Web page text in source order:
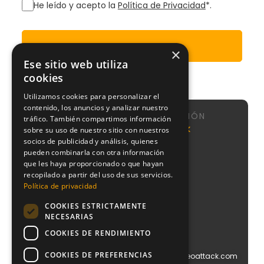
He leído y acepto la Política de Privacidad*.
Enviar
NAVEGACIÓN
Agencia
SEO
Agencia
Google
Ads
Web
Branding
Nosotros
Sistema
CMI
Podcast
Blog
NeoAttack
Calle de
Sta
Engracia,
151, 1,
puerta 1,
Chamberí,
+34
612
info@blog.neoattack.com
×
Ese sitio web utiliza
cookies
Utilizamos cookies para personalizar el
contenido, los anuncios y analizar nuestro
tráfico. También compartimos información
sobre su uso de nuestro sitio con nuestros
socios de publicidad y análisis, quienes
pueden combinarla con otra información
que les haya proporcionado o que hayan
recopilado a partir del uso de sus servicios.
Política de privacidad
COOKIES ESTRICTAMENTE
NECESARIAS
COOKIES DE RENDIMIENTO
COOKIES DE PREFERENCIAS